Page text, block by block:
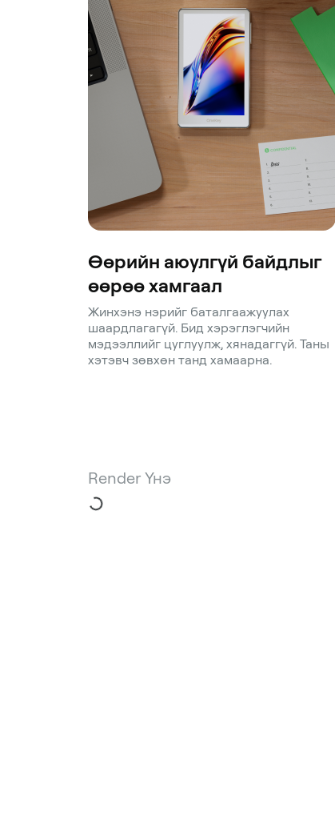
Өөрийн аюулгүй байдлыг
өөрөө хамгаал
Жинхэнэ нэрийг баталгаажуулах
шаардлагагүй. Бид хэрэглэгчийн
мэдээллийг цуглуулж, хянадаггүй. Таны
хэтэвч зөвхөн танд хамаарна.
Render Үнэ